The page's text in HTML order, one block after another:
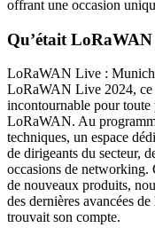
offrant une occasion
Qu’était
LoRaWAN Live : Munich
LoRaWAN Live 2024, ce
incontournable pour toute
LoRaWAN. Au
techniques, un espace
de dirigeants du secteur,
occasions de networking.
de nouveaux produits,
des dernières avancées
trouvait son compte.